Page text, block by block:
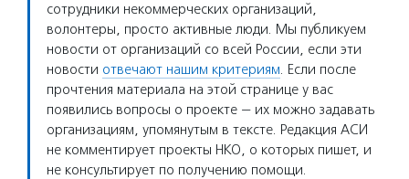
сотрудники некоммерческих организаций,
волонтеры, просто активные люди. Мы публикуем
новости от организаций со всей России, если эти
новости отвечают нашим критериям. Если после
прочтения материала на этой странице у вас
появились вопросы о проекте — их можно задавать
организациям, упомянутым в тексте. Редакция АСИ
не комментирует проекты НКО, о которых пишет, и
не консультирует по получению помощи.